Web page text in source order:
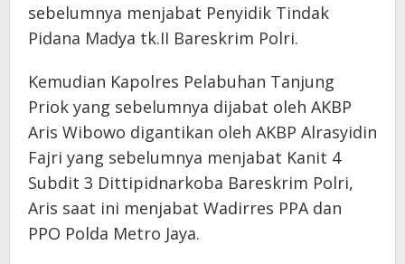
sebelumnya menjabat Penyidik Tindak
Pidana Madya tk.II Bareskrim Polri.
Kemudian Kapolres Pelabuhan Tanjung
Priok yang sebelumnya dijabat oleh AKBP
Aris Wibowo digantikan oleh AKBP Alrasyidin
Fajri yang sebelumnya menjabat Kanit 4
Subdit 3 Dittipidnarkoba Bareskrim Polri,
Aris saat ini menjabat Wadirres PPA dan
PPO Polda Metro Jaya.